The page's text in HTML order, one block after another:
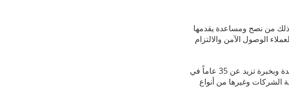
ذلك من نصح ومساعدة يقدمها
الوصول الآمن والالتزام
نحن مكتب فرحات وشركاه، واحد من أهم المكاتب المختصة بالشؤون الضريبية في دولة الإمارات العربية المتحدة وبخبرة تزيد عن 35 عاماً في
الشركات وغيرها من أنواع